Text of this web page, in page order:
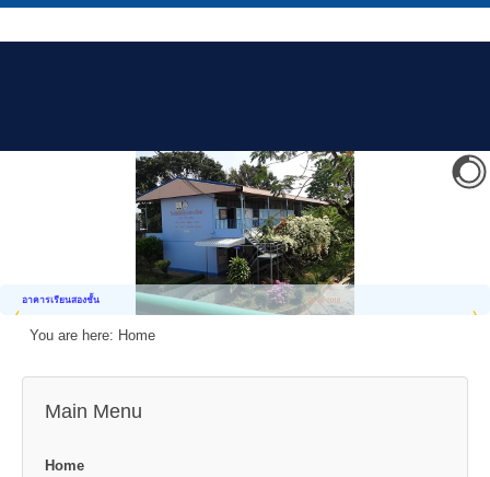
อาคารเรียนสองชั้น
You are here: Home
Main Menu
Home